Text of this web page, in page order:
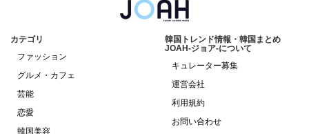
カテゴリ
ファッション
グルメ・カフェ
芸能
恋愛
韓国美容
韓国トレンド情報・韓国まとめ
JOAH-ジョア-について
キュレーター募集
運営会社
利用規約
お問い合わせ